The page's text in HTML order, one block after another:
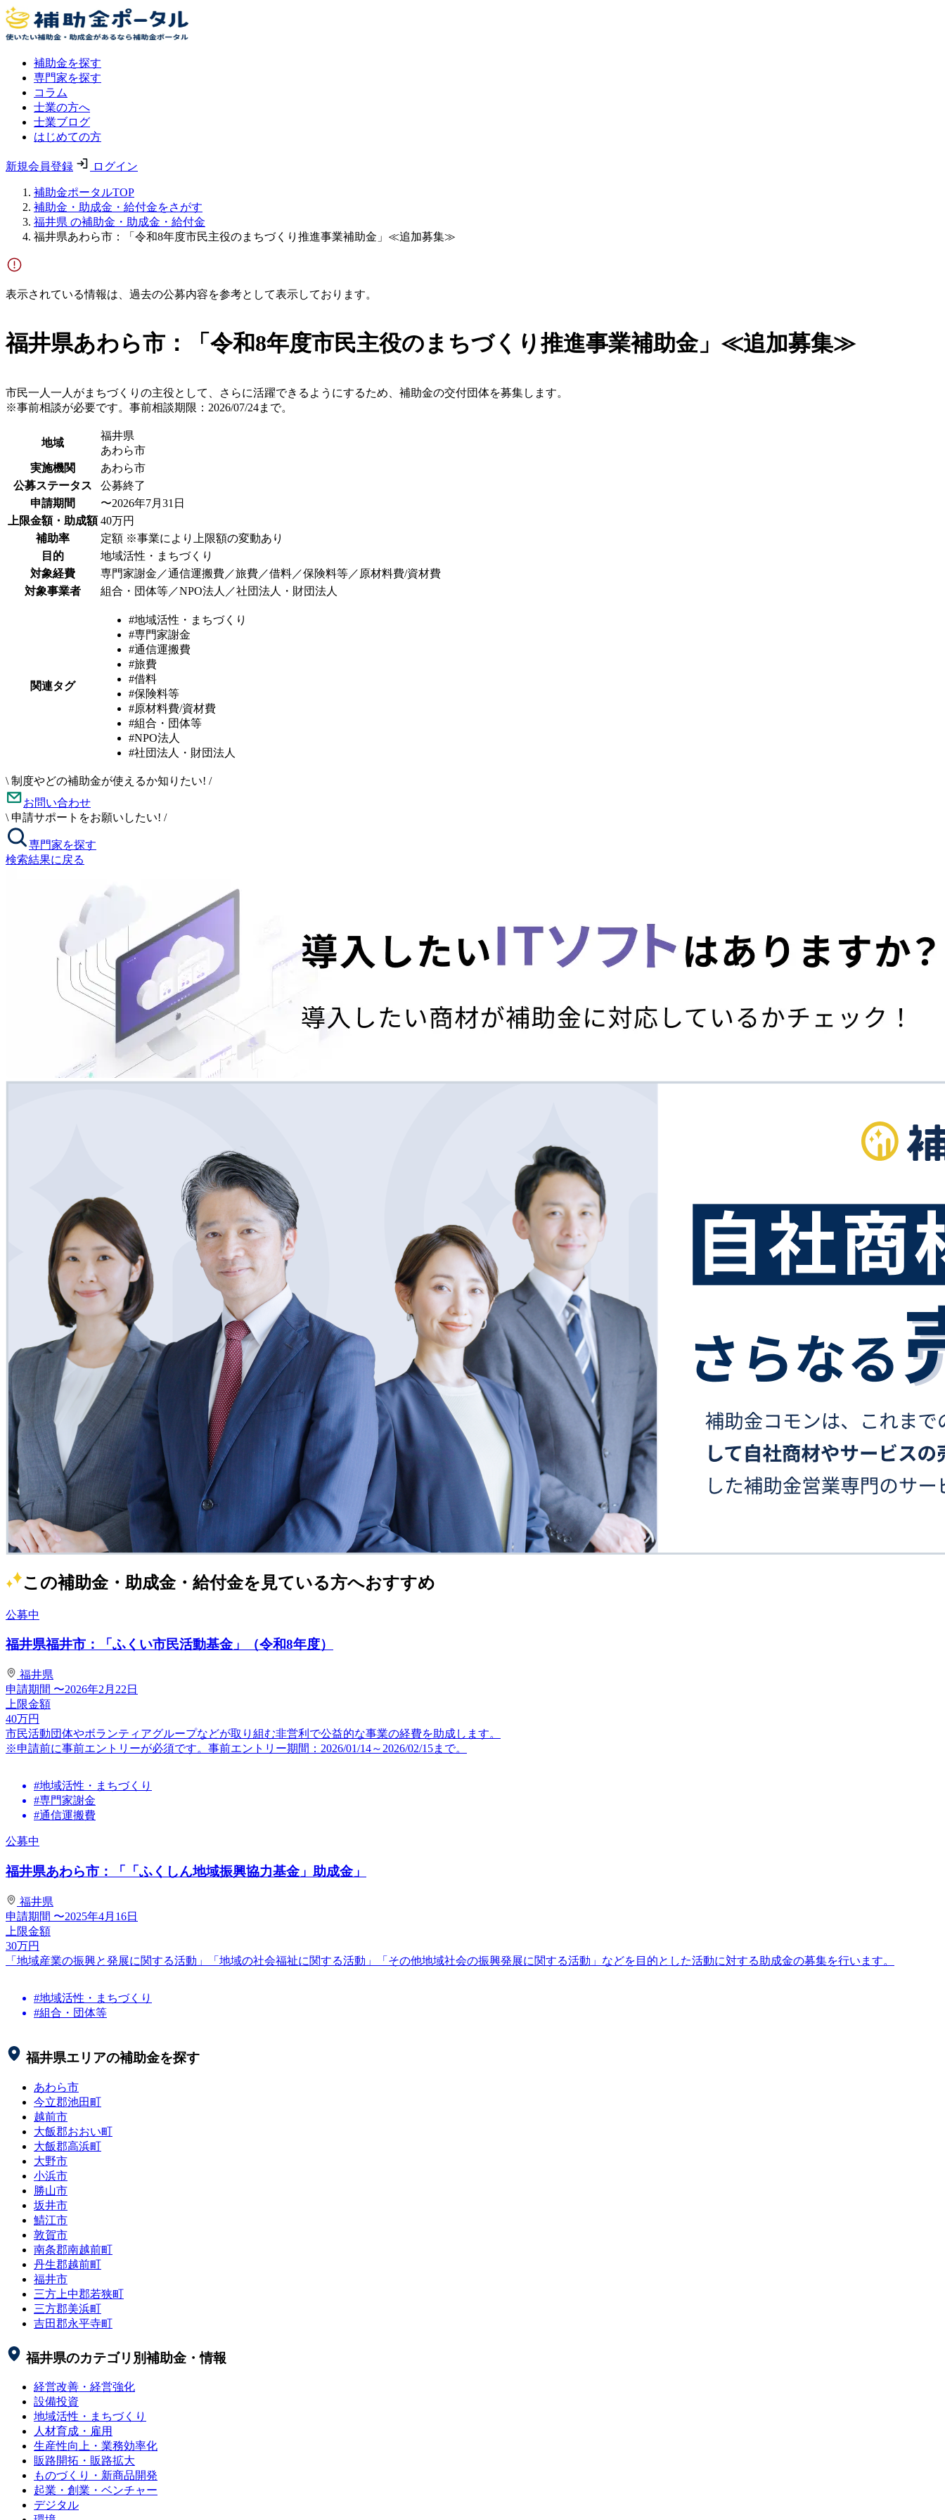
補助金を探す
専門家を探す
コラム
士業の方へ
士業ブログ
はじめての方
新規会員登録 ログイン
補助金ポータルTOP
補助金・助成金・給付金をさがす
福井県 の補助金・助成金・給付金
福井県あわら市：「令和8年度市民主役のまちづくり推進事業補助金」≪追加募集≫
表示されている情報は、過去の公募内容を参考として表示しております。
福井県あわら市：「令和8年度市民主役のまちづくり推進事業補助金」≪追加募集≫
市民一人一人がまちづくりの主役として、さらに活躍できるようにするため、補助金の交付団体を募集します。
※事前相談が必要です。事前相談期限：2026/07/24まで。
地域
福井県
あわら市
実施機関
あわら市
公募ステータス
公募終了
申請期間
〜2026年7月31日
上限金額・助成額 40万円
補助率
定額 ※事業により上限額の変動あり
目的
地域活性・まちづくり
対象経費
専門家謝金／通信運搬費／旅費／借料／保険料等／原材料費/資材費
対象事業者
組合・団体等／NPO法人／社団法人・財団法人
関連タグ
#地域活性・まちづくり
#専門家謝金
#通信運搬費
#旅費
#借料
#保険料等
#原材料費/資材費
#組合・団体等
#NPO法人
#社団法人・財団法人
\ 制度やどの補助金が使えるか知りたい! /
お問い合わせ
\ 申請サポートをお願いしたい! /
専門家を探す
検索結果に戻る
この補助金・助成金・給付金を見ている方へおすすめ
公募中
福井県福井市：「ふくい市民活動基金」（令和8年度）
福井県
申請期間 〜2026年2月22日
上限金額
40万円
市民活動団体やボランティアグループなどが取り組む非営利で公益的な事業の経費を助成します。
※申請前に事前エントリーが必須です。事前エントリー期間：2026/01/14～2026/02/15まで。
#地域活性・まちづくり
#専門家謝金
#通信運搬費
公募中
福井県あわら市：「「ふくしん地域振興協力基金」助成金」
福井県
申請期間 〜2025年4月16日
上限金額
30万円
「地域産業の振興と発展に関する活動」「地域の社会福祉に関する活動」「その他地域社会の振興発展に関する活動」などを目的とした活動に対する助成金の募集を行います。
#地域活性・まちづくり
#組合・団体等
福井県エリアの補助金を探す
あわら市
今立郡池田町
越前市
大飯郡おおい町
大飯郡高浜町
大野市
小浜市
勝山市
坂井市
鯖江市
敦賀市
南条郡南越前町
丹生郡越前町
福井市
三方上中郡若狭町
三方郡美浜町
吉田郡永平寺町
福井県のカテゴリ別補助金・情報
経営改善・経営強化
設備投資
地域活性・まちづくり
人材育成・雇用
生産性向上・業務効率化
販路開拓・販路拡大
ものづくり・新商品開発
起業・創業・ベンチャー
デジタル